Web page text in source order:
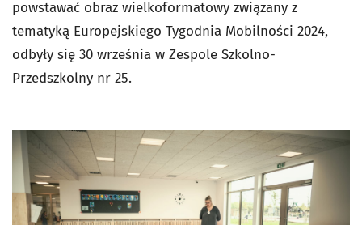
powstawać obraz wielkoformatowy związany z
tematyką Europejskiego Tygodnia Mobilności 2024,
odbyły się 30 września w Zespole Szkolno-
Przedszkolny nr 25.